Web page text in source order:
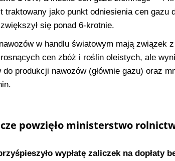
traktowany jako punkt odniesienia cen gazu
się ponad 6-krotnie.
w handlu światowym mają związek
rosnących cen zbóż i roślin oleistych, ale
produkcji nawozów (głównie gazu) oraz
powzięło ministerstwo
wypłatę zaliczek na dopłaty